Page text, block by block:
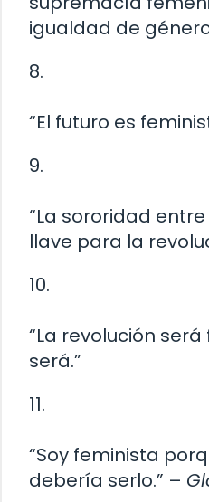
igualdad de
8.
“El futuro es
9.
“La sororidad
llave para la
10.
“La revolución
será.”
11.
“Soy feminista
debería serlo.” –